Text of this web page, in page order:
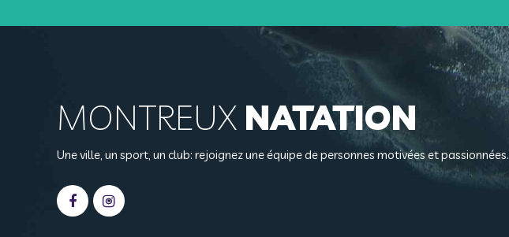
MONTREUX NATATION
Une ville, un sport, un club: rejoignez une équipe de personnes motivées et passionnées.